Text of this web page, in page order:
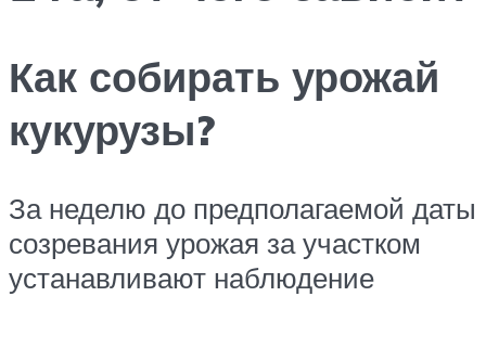
Как собирать урожай
кукурузы?
За неделю до предполагаемой даты
созревания урожая за участком
устанавливают наблюдение